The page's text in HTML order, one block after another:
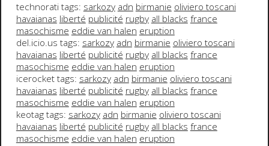
technorati tags: sarkozy adn birmanie oliviero toscani
havaianas liberté publicité rugby all blacks france
masochisme eddie van halen eruption
del.icio.us tags: sarkozy adn birmanie oliviero toscani
havaianas liberté publicité rugby all blacks france
masochisme eddie van halen eruption
icerocket tags: sarkozy adn birmanie oliviero toscani
havaianas liberté publicité rugby all blacks france
masochisme eddie van halen eruption
keotag tags: sarkozy adn birmanie oliviero toscani
havaianas liberté publicité rugby all blacks france
masochisme eddie van halen eruption